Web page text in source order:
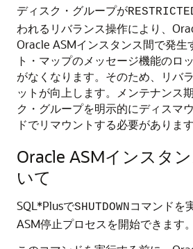
ディスク・グループが
われるリバランス操作により、
Oracle ASMインスタンス間で発生
ト・マップのメッセージ機能のロ
がなくなります。そのため、リバ
ットが向上します。メンテナンス
ク・グループを明示的にディスマ
ドでリマウントする必要があります
Oracle ASMインスタ
いて
SQL*PlusでSHUTDOWNコマンドを
ASM停止プロセスを開始できます。